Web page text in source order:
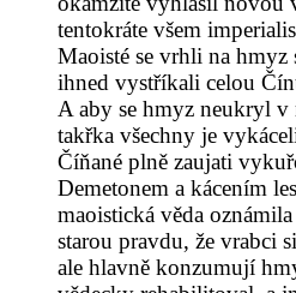
tentokráte všem
Maoisté se vrhli na hmyz
ihned vystříkali celou
A aby se hmyz neukryl v
takřka všechny je
Číňané plně zaujati
Demetonem a kácením
maoistická věda
starou pravdu, že vrabci
ale hlavně konzumují